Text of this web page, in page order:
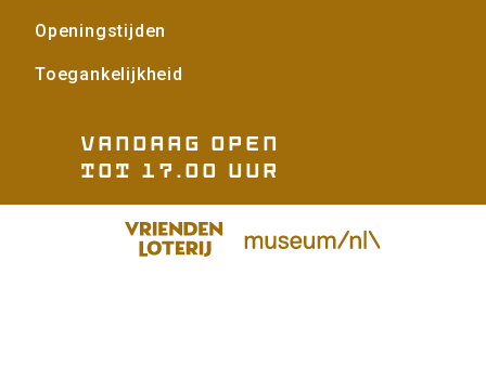
Openingstijden
Toegankelijkheid
Vandaag open
tot 17.00 uur